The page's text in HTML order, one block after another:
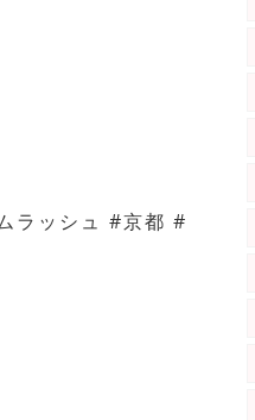
ラッシュ #京都 #